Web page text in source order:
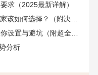
求（2025最新详解）
选择？（附决策流程图）
与避坑（附超全指南）
分析